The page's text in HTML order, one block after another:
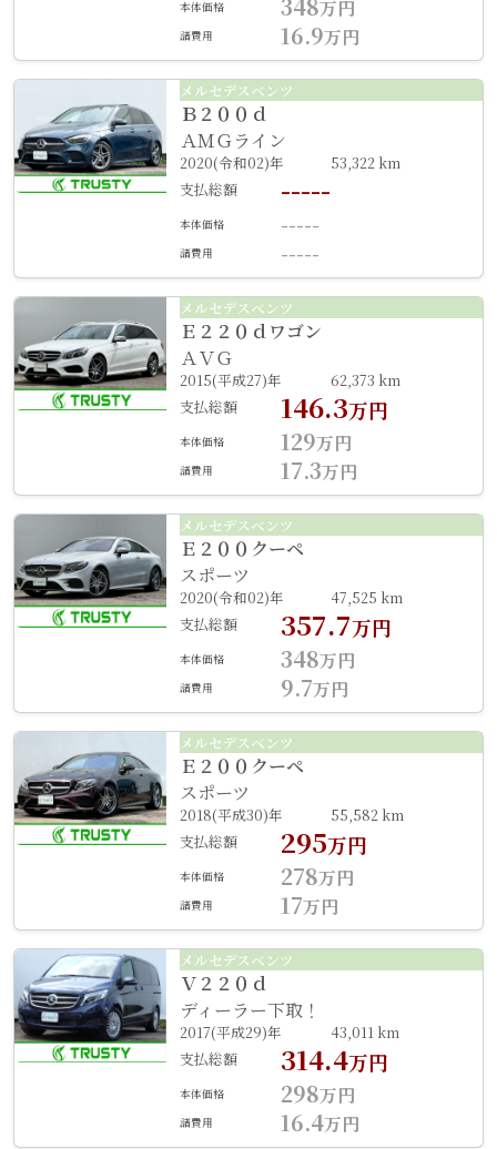
本体価格 348万円
諸費用 16.9万円
メルセデスベンツ
Ｂ２００ｄ
ＡＭＧライン
2020(令和02)年
53,322 km
支払総額
-----
本体価格 -----
諸費用 -----
メルセデスベンツ
Ｅ２２０ｄワゴン
ＡＶＧ
2015(平成27)年
62,373 km
支払総額
146.3万円
本体価格 129万円
諸費用 17.3万円
メルセデスベンツ
Ｅ２００クーペ
スポーツ
2020(令和02)年
47,525 km
支払総額
357.7万円
本体価格 348万円
諸費用 9.7万円
メルセデスベンツ
Ｅ２００クーペ
スポーツ
2018(平成30)年
55,582 km
支払総額
295万円
本体価格 278万円
諸費用 17万円
メルセデスベンツ
Ｖ２２０ｄ
ディーラー下取！
2017(平成29)年
43,011 km
支払総額
314.4万円
本体価格 298万円
諸費用 16.4万円